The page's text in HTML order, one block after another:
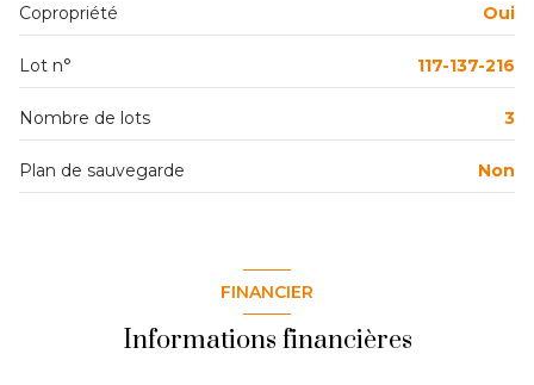
balcon
Copropriété Oui
Lot n° 117-137-216
Nombre de lots 3
Plan de sauvegarde Non
FINANCIER
Informations financières